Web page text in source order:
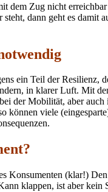
Zug nicht
dann geht es
ein Teil der
in klarer Luft. Mit
der Mobilität, aber
viele
(klar!)
klappen, ist aber